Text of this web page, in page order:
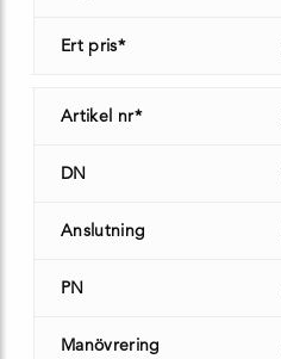
Ert pris*
Artikel nr*
DN
Anslutning
PN
Manövrering